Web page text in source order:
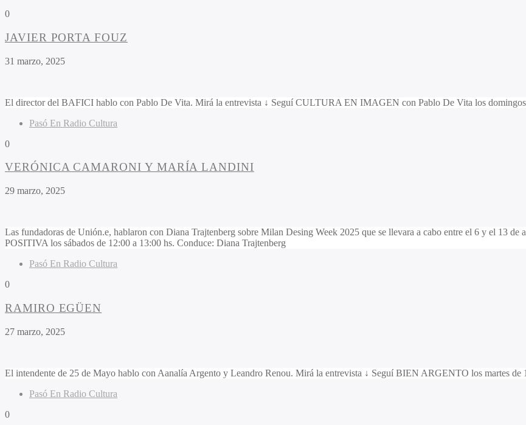
0
JAVIER PORTA FOUZ
31 marzo, 2025
El director del BAFICI hablo con Pablo De Vita. Mirá la entrevista ↓ Seguí CULTURA EN IMAGEN con Pablo De Vita los domingos
Pasó En Radio Cultura
0
VERÓNICA CAMARONI Y MARÍA LANDINI
29 marzo, 2025
Las fundadoras de Unión.e, hablaron con Diana Trajtenberg sobre Milan Desing Week 2025 que se llevara a cabo entre el 6 y el 13
POSITIVA los sábados de 12:00 a 13:00 hs. Conduce: Diana Trajtenberg
Pasó En Radio Cultura
0
RAMIRO EGÜEN
27 marzo, 2025
El intendente de 25 de Mayo hablo con Aanalía Argento y Leandro Renou. Mirá la entrevista ↓ Seguí BIEN ARGENTO los martes
Pasó En Radio Cultura
0